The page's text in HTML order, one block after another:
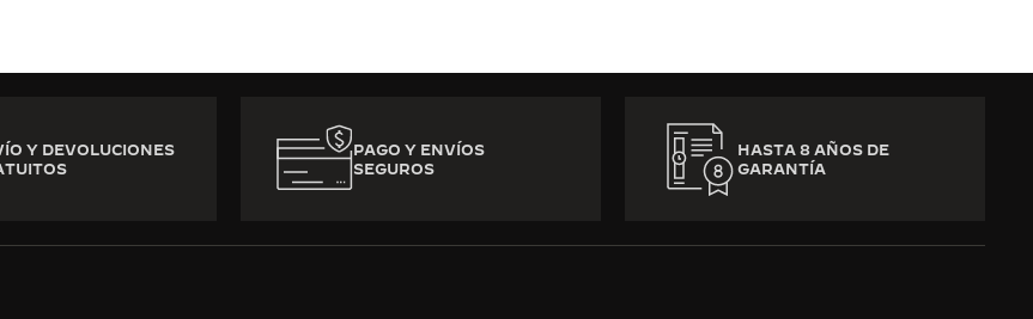
Y DEVOLUCIONES
PAGO Y ENVÍOS
SEGUROS
HASTA 8 AÑOS DE
GARANTÍA